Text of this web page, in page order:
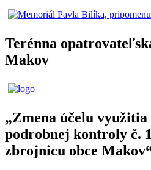
Terénna
Makov
„Zmena účelu
podrobnej kontroly č.
zbrojnicu obce